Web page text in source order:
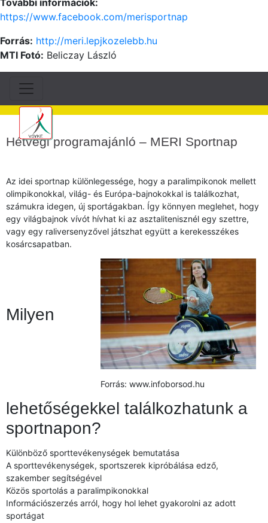
További információk:
https://www.facebook.com/merisportnap
Forrás: http://meri.lepjkozelebb.hu
MTI Fotó: Beliczay László
Hétvégi programajánló – MERI Sportnap
Az idei sportnap különlegessége, hogy a paralimpikonok mellett
olimpikonokkal, világ- és Európa-bajnokokkal is találkozhat,
számukra idegen, új sportágakban. Így könnyen meglehet, hogy
egy világbajnok vívót hívhat ki az asztalitenisznél egy szettre,
vagy egy raliversenyzővel játszhat együtt a kerekesszékes
kosárcsapatban.
Forrás: www.infoborsod.hu
Milyen
lehetőségekkel találkozhatunk a
sportnapon?
Különböző sporttevékenységek bemutatása
A sporttevékenységek, sportszerek kipróbálása edző,
szakember segítségével
Közös sportolás a paralimpikonokkal
Információszerzés arról, hogy hol lehet gyakorolni az adott
sportágat